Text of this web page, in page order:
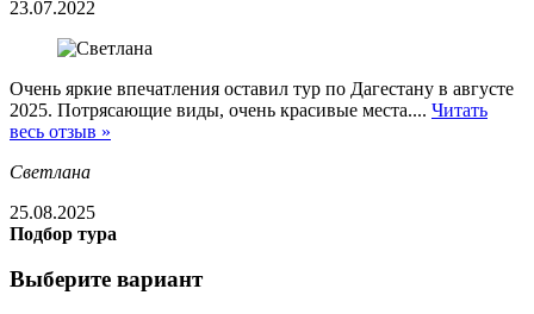
23.07.2022
Очень яркие впечатления оставил тур по Дагестану в августе
2025. Потрясающие виды, очень красивые места.... Читать
весь отзыв »
Светлана
25.08.2025
Подбор тура
Выберите вариант